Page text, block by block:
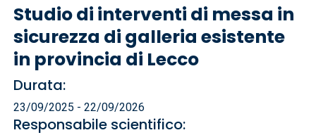
Studio di interventi di messa in
sicurezza di galleria esistente
in provincia di Lecco
Durata:
23/09/2025 - 22/09/2026
Responsabile scientifico: